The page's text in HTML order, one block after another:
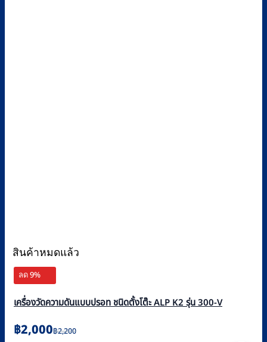
สินค้าหมดแล้ว
ลด 9%
เครื่องวัดความดันแบบปรอท ชนิดตั้งโต๊ะ ALP K2 รุ่น 300-V
฿2,200
Original
฿2,000
Current